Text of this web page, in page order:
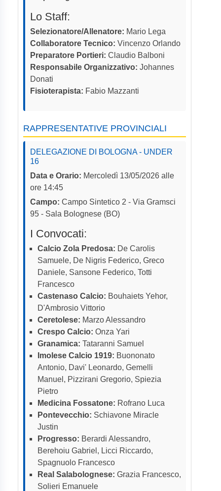
Lo Staff:
Selezionatore/Allenatore: Mario Lega
Collaboratore Tecnico: Vincenzo Orlando
Preparatore Portieri: Claudio Balboni
Responsabile Organizzativo: Johannes
Donati
Fisioterapista: Fabio Mazzanti
RAPPRESENTATIVE PROVINCIALI
DELEGAZIONE DI BOLOGNA - UNDER
16
Data e Orario: Mercoledì 13/05/2026 alle
ore 14:45
Campo: Campo Sintetico 2 - Via Gramsci
95 - Sala Bolognese (BO)
I Convocati:
Calcio Zola Predosa: De Carolis
Samuele, De Nigris Federico, Greco
Daniele, Sansone Federico, Totti
Francesco
Castenaso Calcio: Bouhaiets Yehor,
D'Ambrosio Vittorio
Ceretolese: Marzo Alessandro
Crespo Calcio: Onza Yari
Granamica: Tataranni Samuel
Imolese Calcio 1919: Buononato
Antonio, Davi' Leonardo, Gemelli
Manuel, Pizzirani Gregorio, Spiezia
Pietro
Medicina Fossatone: Rofrano Luca
Pontevecchio: Schiavone Miracle
Justin
Progresso: Berardi Alessandro,
Berehoiu Gabriel, Licci Riccardo,
Spagnuolo Francesco
Real Salabolognese: Grazia Francesco,
Solieri Emanuele